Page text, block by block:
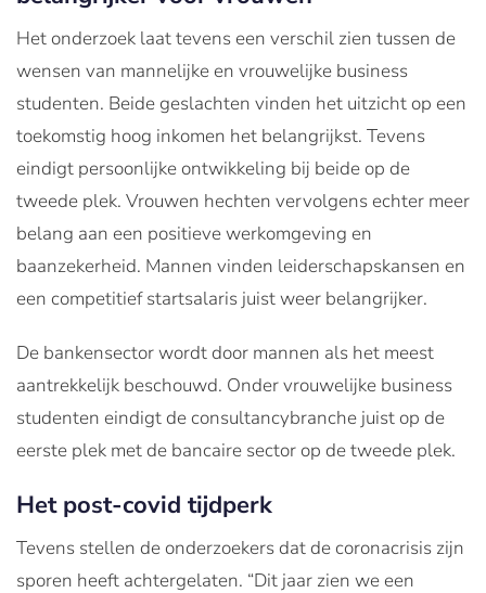
Het onderzoek laat tevens een verschil zien tussen de
wensen van mannelijke en vrouwelijke business
studenten. Beide geslachten vinden het uitzicht op een
toekomstig hoog inkomen het belangrijkst. Tevens
eindigt persoonlijke ontwikkeling bij beide op de
tweede plek. Vrouwen hechten vervolgens echter meer
belang aan een positieve werkomgeving en
baanzekerheid. Mannen vinden leiderschapskansen en
een competitief startsalaris juist weer belangrijker.
De bankensector wordt door mannen als het meest
aantrekkelijk beschouwd. Onder vrouwelijke business
studenten eindigt de consultancybranche juist op de
eerste plek met de bancaire sector op de tweede plek.
Het post-covid tijdperk
Tevens stellen de onderzoekers dat de coronacrisis zijn
sporen heeft achtergelaten. “Dit jaar zien we een